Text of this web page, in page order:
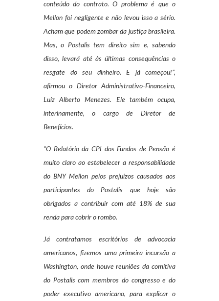
conteúdo do contrato. O problema é que o
Mellon foi negligente e não levou isso a sério.
Acham que podem zombar da justiça brasileira.
Mas, o Postalis tem direito sim e, sabendo
disso, levará até às últimas consequências o
resgate do seu dinheiro. E já começou!”,
afirmou o Diretor Administrativo-Financeiro,
Luiz Alberto Menezes. Ele também ocupa,
interinamente, o cargo de Diretor de
Benefícios.
“O Relatório da CPI dos Fundos de Pensão é
muito claro ao estabelecer a responsabilidade
do BNY Mellon pelos prejuízos causados aos
participantes do Postalis que hoje são
obrigados a contribuir com até 18% de sua
renda para cobrir o rombo.
Já contratamos escritórios de advocacia
americanos, fizemos uma primeira incursão a
Washington, onde houve reuniões da comitiva
do Postalis com membros do congresso e do
poder executivo americano, para explicar o